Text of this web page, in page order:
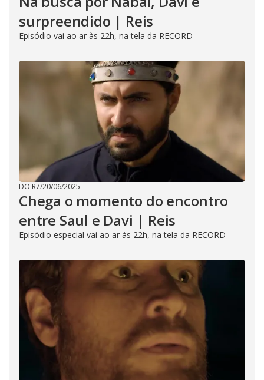
surpreendido | Reis
Episódio vai ao ar às 22h, na tela da RECORD
DO R7/20/06/2025
Chega o momento do encontro
entre Saul e Davi | Reis
Episódio especial vai ao ar às 22h, na tela da RECORD